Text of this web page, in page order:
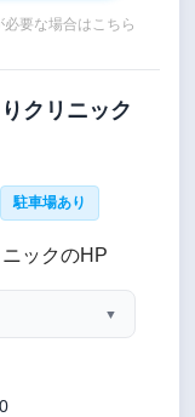
要な場合はこちら
クリニック
駐車場あり
▼